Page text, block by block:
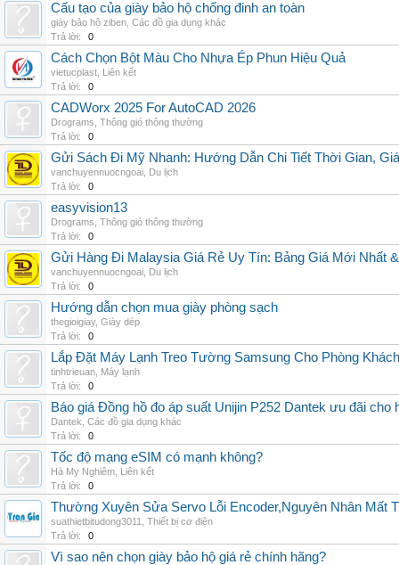
Cấu tạo của giày bảo hộ chống đinh an toàn
giày bảo hộ ziben Các đồ gia dụng khác
Trả lời:
0
Cách Chọn Bột Màu Cho Nhựa Ép Phun Hiệu Quả
vietucplast Liên kết
Trả lời:
0
CADWorx 2025 For AutoCAD 2026
Drograms Thông gió thông thường
Trả lời:
0
Gửi Sách Đi Mỹ Nhanh: Hướng Dẫn Chi Tiết Thời Gian,
vanchuyennuocngoai Du lịch
Trả lời:
0
easyvision13
Drograms Thông gió thông thường
Trả lời:
0
Gửi Hàng Đi Malaysia Giá Rẻ Uy Tín: Bảng Giá Mới Nhất
vanchuyennuocngoai Du lịch
Trả lời:
0
Hướng dẫn chọn mua giày phòng sạch
thegioigiay, Giày dép
Trả lời:
0
Lắp Đặt Máy Lạnh Treo Tường Samsung Cho Phòng Khách
tinhtrieuan Máy lạnh
Trả lời:
0
Báo giá Đồng hồ đo áp suất Unijin P252 Dantek ưu đãi cho
Dantek Các đồ gia dụng khác
Trả lời:
0
Tốc độ mạng eSIM có mạnh không?
Hà My Nghiêm Liên kết
Trả lời:
0
Thường Xuyên Sửa Servo Lỗi Encoder,Nguyên Nhân Mất
suathietbitudong3011
Thiết bị cơ điện
Trả lời:
0
Vì sao nên chọn giày bảo hộ giá rẻ chính hãng?